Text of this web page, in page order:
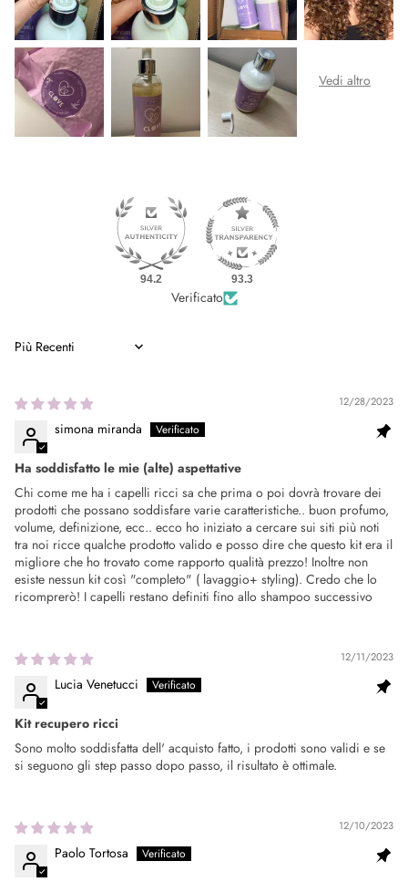
94.2 93.3
Verificato
SORT BY
12/28/2023
simona miranda
Ha soddisfatto le mie (alte) aspettative
Chi come me ha i capelli ricci sa che prima o poi dovrà trovare dei
prodotti che possano soddisfare varie caratteristiche.. buon profumo,
volume, definizione, ecc.. ecco ho iniziato a cercare sui siti più noti
tra noi ricce qualche prodotto valido e posso dire che questo kit era il
migliore che ho trovato come rapporto qualità prezzo! Inoltre non
esiste nessun kit così "completo" ( lavaggio+ styling). Credo che lo
ricomprerò! I capelli restano definiti fino allo shampoo successivo
12/11/2023
Lucia Venetucci
Kit recupero ricci
Sono molto soddisfatta dell' acquisto fatto, i prodotti sono validi e se
si seguono gli step passo dopo passo, il risultato è ottimale.
12/10/2023
Paolo Tortosa